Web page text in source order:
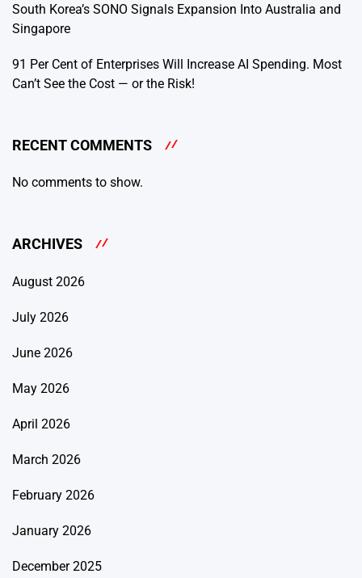
South Korea’s SONO Signals Expansion Into Australia and
Singapore
91 Per Cent of Enterprises Will Increase AI Spending. Most
Can’t See the Cost — or the Risk!
RECENT COMMENTS
No comments to show.
ARCHIVES
August 2026
July 2026
June 2026
May 2026
April 2026
March 2026
February 2026
January 2026
December 2025